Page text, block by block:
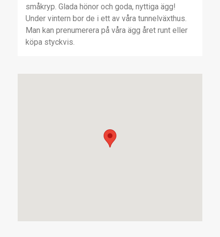
småkryp. Glada hönor och goda, nyttiga ägg!
Under vintern bor de i ett av våra tunnelväxthus.
Man kan prenumerera på våra ägg året runt eller
köpa styckvis.